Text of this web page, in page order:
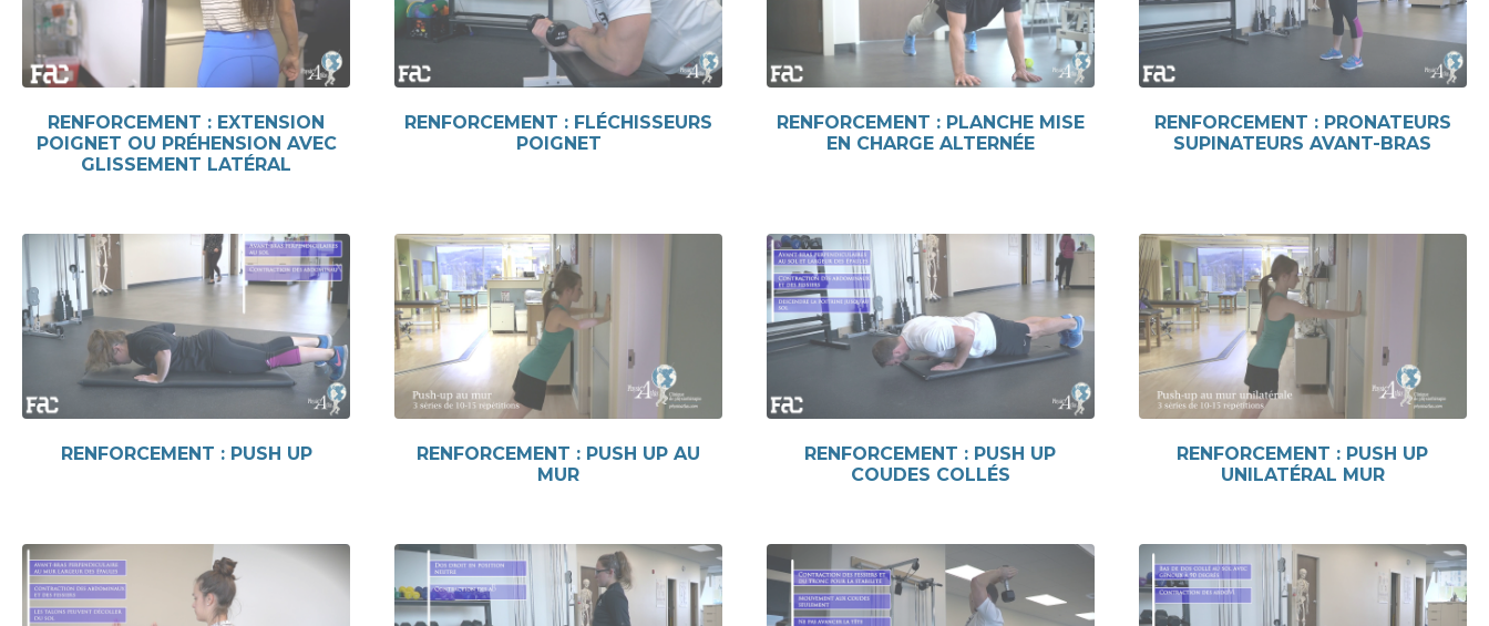
RENFORCEMENT : EXTENSION
POIGNET OU PRÉHENSION AVEC
GLISSEMENT LATÉRAL
RENFORCEMENT : FLÉCHISSEURS
POIGNET
RENFORCEMENT : PLANCHE MISE
EN CHARGE ALTERNÉE
RENFORCEMENT : PRONATEURS
SUPINATEURS AVANT-BRAS
RENFORCEMENT : PUSH UP
RENFORCEMENT : PUSH UP AU
MUR
RENFORCEMENT : PUSH UP
COUDES COLLÉS
RENFORCEMENT : PUSH UP
UNILATÉRAL MUR